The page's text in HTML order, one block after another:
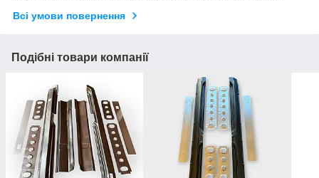
Всі умови повернення
Подібні товари компанії